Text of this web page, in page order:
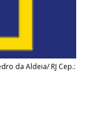
da Aldeia/ RJ Cep.: